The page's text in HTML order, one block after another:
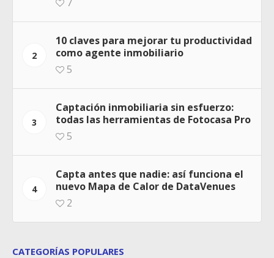
2
10 claves para mejorar tu productividad
como agente inmobiliario
5
3
Captación inmobiliaria sin esfuerzo:
todas las herramientas de Fotocasa Pro
5
4
Capta antes que nadie: así funciona el
nuevo Mapa de Calor de DataVenues
2
CATEGORÍAS POPULARES